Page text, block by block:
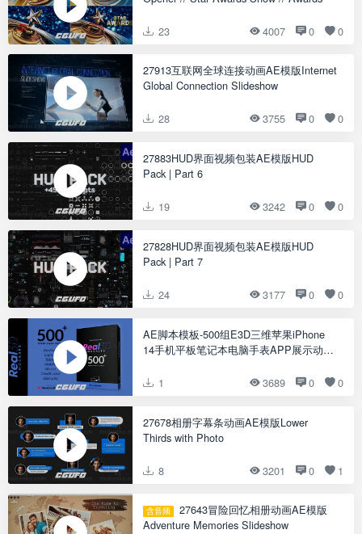
23 4007 0 0
27913互联网全球连接动画AE模版Internet
Global Connection Slideshow
28 3755 0 0
27883HUD界面视频包装AE模版HUD
Pack | Part 6
19 3242 0 0
27828HUD界面视频包装AE模版HUD
Pack | Part 7
24 3177 0 0
AE脚本模板-500组E3D三维苹果iPhone
14手机平板笔记本电脑手表APP展示动画
1
3689 0 0
27678相册字幕条动画AE模版Lower
Thirds with Photo
8 3201 0 1
含音频
Adventure Memories Slideshow